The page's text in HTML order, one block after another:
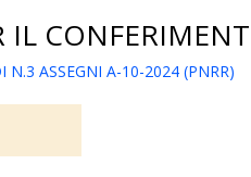
IL
N.3 ASSEGNI A-10-2024 (PNRR)